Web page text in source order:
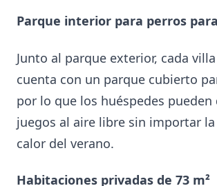
Parque interior para perros
Junto al parque exterior, cada
cuenta con un parque cubierto
por lo que los huéspedes
juegos al aire libre sin importar
calor del verano.
Habitaciones privadas de 73 m²